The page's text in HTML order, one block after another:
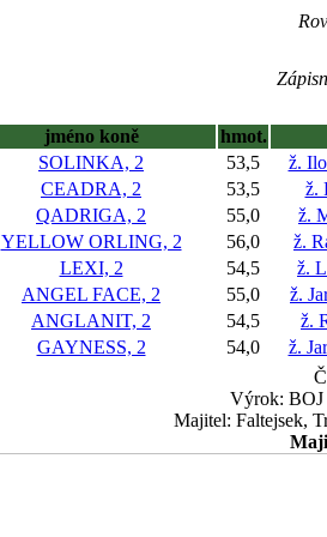
jméno koně
hmot.
SOLINKA, 2 53,5
ž.
CEADRA, 2 53,5
ž.
QADRIGA, 2 55,0
ž.
YELLOW ORLING, 2 56,0
ž.
LEXI, 2 54,5
ž.
ANGEL FACE, 2 55,0
ž.
ANGLANIT, 2 54,5
ž.
GAYNESS, 2 54,0
ž.
Výrok: BOJ
Majitel: Faltejsek,